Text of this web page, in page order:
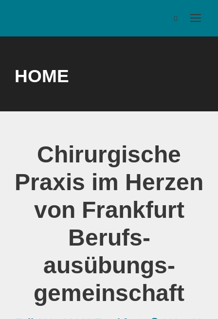
HOME
Chirurgische
Praxis im Herzen
von Frankfurt
Berufs­­
ausübungs­­
gemeinschaft